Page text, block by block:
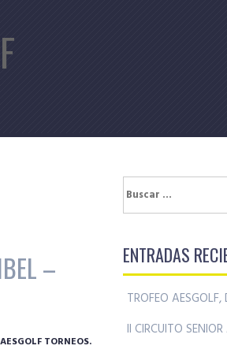
–
AESGOLF TORNEOS.
Buscar:
ENTRADAS
TROFEO
II CIRCUITO